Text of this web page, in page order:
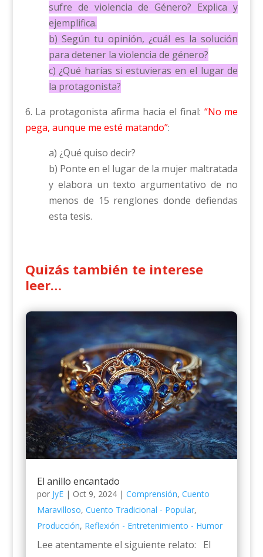
sufre de violencia de Género? Explica y
ejemplifica.
b) Según tu opinión, ¿cuál es la solución
para detener la violencia de género?
c) ¿Qué harías si estuvieras en el lugar de
la protagonista?
6. La protagonista afirma hacia el final: “No me
pega, aunque me esté matando”:
a) ¿Qué quiso decir?
b) Ponte en el lugar de la mujer maltratada
y elabora un texto argumentativo de no
menos de 15 renglones donde defiendas
esta tesis.
Quizás también te interese
leer…
El anillo encantado
por JyE| Oct 9, 2024| Comprensión, Cuento
Maravilloso, Cuento Tradicional - Popular,
Producción, Reflexión - Entretenimiento - Humor
Lee atentamente el siguiente relato: El